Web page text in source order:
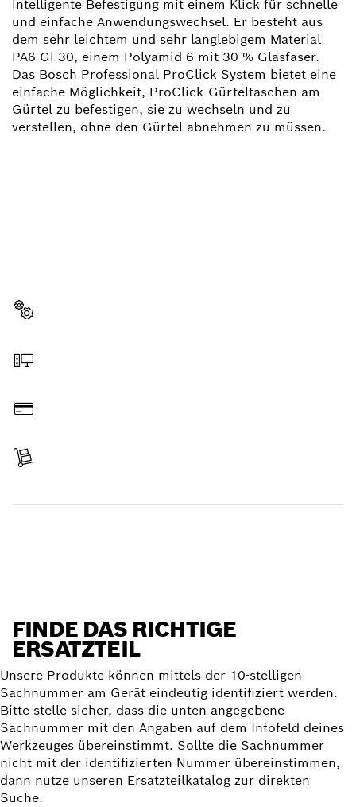
intelligente Befestigung mit einem Klick für schnelle
und einfache Anwendungswechsel. Er besteht aus
dem sehr leichtem und sehr langlebigem Material
PA6 GF30, einem Polyamid 6 mit 30 % Glasfaser.
Das Bosch Professional ProClick System bietet eine
einfache Möglichkeit, ProClick-Gürteltaschen am
Gürtel zu befestigen, sie zu wechseln und zu
verstellen, ohne den Gürtel abnehmen zu müssen.
FINDE DAS RICHTIGE
ERSATZTEIL
Unsere Produkte können mittels der 10-stelligen
Sachnummer am Gerät eindeutig identifiziert werden.
Bitte stelle sicher, dass die unten angegebene
Sachnummer mit den Angaben auf dem Infofeld deines
Werkzeuges übereinstimmt. Sollte die Sachnummer
nicht mit der identifizierten Nummer übereinstimmen,
dann nutze unseren Ersatzteilkatalog zur direkten
Suche.